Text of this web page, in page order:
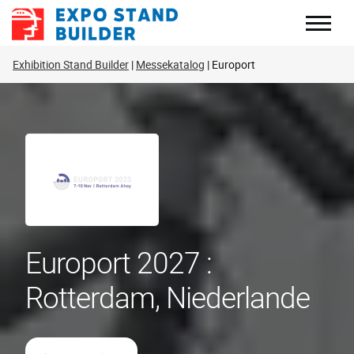
Zum
Inhalt
Exhibition Stand Builder Messekatalog Europort
Europort 2027 :
Rotterdam, Niederlande